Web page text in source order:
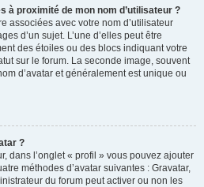
à proximité de mon nom d’utilisateur ?
associées avec votre nom d’utilisateur
d’un sujet. L’une d’elles peut être
des étoiles ou des blocs indiquant votre
sur le forum. La seconde image, souvent
d’avatar et généralement est unique ou
?
dans l’onglet « profil » vous pouvez ajouter
méthodes d’avatar suivantes : Gravatar,
du forum peut activer ou non les